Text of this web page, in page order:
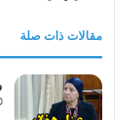
مقالات ذات صلة